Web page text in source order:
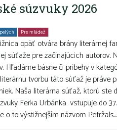
súzvuky 2026
Pre mládež
opäť otvára brány literárnej
súťaže pre začínajúcich autorov.
Hľadáme básne či príbehy v
tvorbu táto súťaž je práve
Naša literárna súťaž, ktorú ste
Ferka Urbánka vstupuje do
o to výstižnejším názvom Petržals...